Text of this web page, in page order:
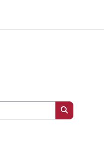
Ieškoti kursų